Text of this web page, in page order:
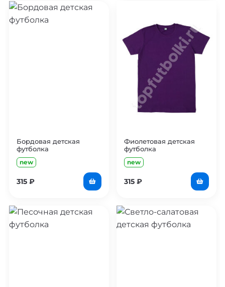
Бордовая детская
футболка
new
315 ₽
Фиолетовая детская
футболка
new
315 ₽